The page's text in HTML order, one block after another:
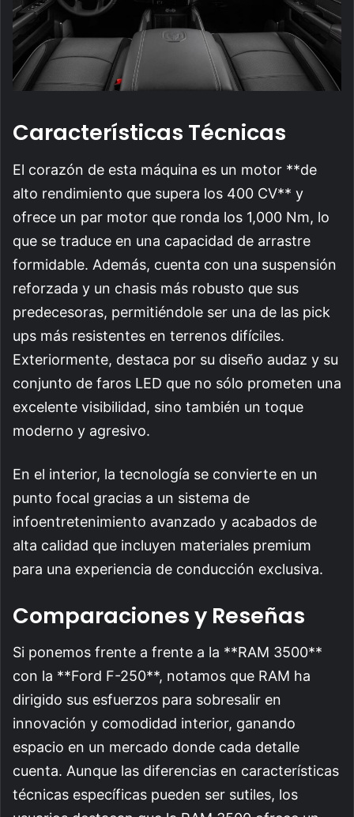
Características Técnicas
El corazón de esta máquina es un motor **de
alto rendimiento que supera los 400 CV** y
ofrece un par motor que ronda los 1,000 Nm, lo
que se traduce en una capacidad de arrastre
formidable. Además, cuenta con una suspensión
reforzada y un chasis más robusto que sus
predecesoras, permitiéndole ser una de las pick
ups más resistentes en terrenos difíciles.
Exteriormente, destaca por su diseño audaz y su
conjunto de faros LED que no sólo prometen una
excelente visibilidad, sino también un toque
moderno y agresivo.
En el interior, la tecnología se convierte en un
punto focal gracias a un sistema de
infoentretenimiento avanzado y acabados de
alta calidad que incluyen materiales premium
para una experiencia de conducción exclusiva.
Comparaciones y Reseñas
Si ponemos frente a frente a la **RAM 3500**
con la **Ford F-250**, notamos que RAM ha
dirigido sus esfuerzos para sobresalir en
innovación y comodidad interior, ganando
espacio en un mercado donde cada detalle
cuenta. Aunque las diferencias en características
técnicas específicas pueden ser sutiles, los